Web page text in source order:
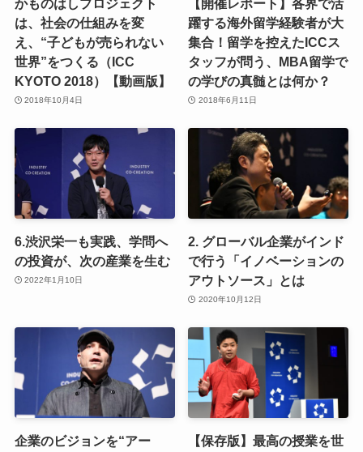
は、社会の仕組みを変
え、“子どもが売られない
世界”をつくる（ICC
KYOTO 2018）【動画版】
2018年10月4日
躍する海外留学経験者が大
集合！留学を控えたICCス
タッフが問う、MBA留学で
の学びの真髄とは何か？
2018年6月11日
6.渋沢栄一も実践、学問へ
の投資が、次の産業を生む
2022年1月10日
2. グローバル企業がインド
で行う「イノベーションの
アウトソース」とは
2020年10月12日
企業のビジョンを“アー
【保存版】最高の授業を世